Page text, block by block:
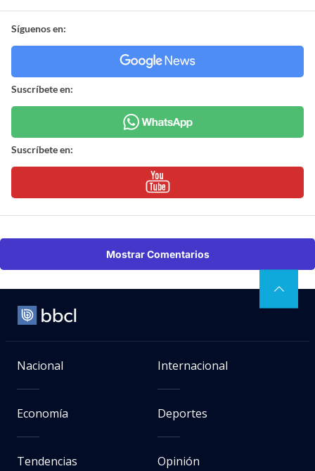
Síguenos en:
Suscríbete en:
Suscríbete en:
Mostrar Comentarios
Nacional Internacional
Economía Deportes
Tendencias Opinión